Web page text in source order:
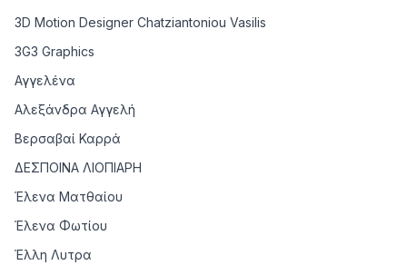
3D Motion Designer Chatziantoniou Vasilis
3G3 Graphics
Αγγελένα
Αλεξάνδρα Αγγελή
Βερσαβαί Καρρά
ΔΕΣΠΟΙΝΑ ΛΙΟΠΙΑΡΗ
Έλενα Ματθαίου
Έλενα Φωτίου
Έλλη Λυτρα